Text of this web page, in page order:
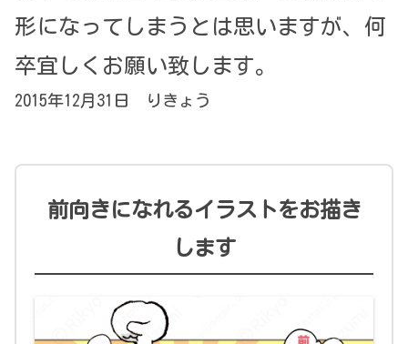
形になってしまうとは思いますが、何
卒宜しくお願い致します。
2015年12月31日 りきょう
前向きになれるイラストをお描き
します